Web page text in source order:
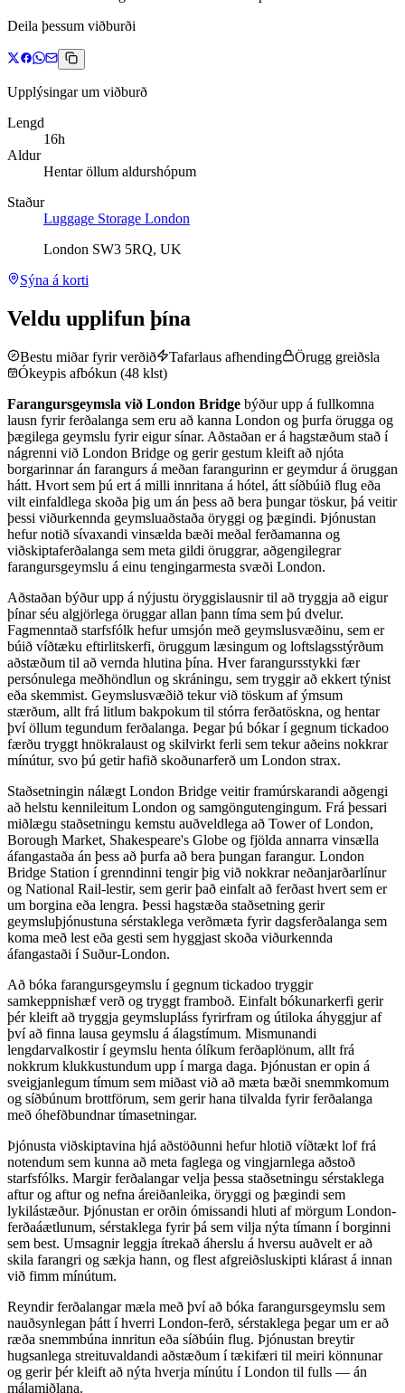
Deila þessum viðburði
Upplýsingar um viðburð
Lengd
16h
Aldur
Hentar öllum aldurshópum
Staður
Luggage Storage London
London SW3 5RQ, UK
Sýna á korti
Veldu upplifun þína
Bestu miðar fyrir verðið Tafarlaus afhending
Örugg greiðsla
Ókeypis afbókun (48 klst)
Farangursgeymsla við London Bridge býður upp á fullkomna
lausn fyrir ferðalanga sem eru að kanna London og þurfa örugga og
þægilega geymslu fyrir eigur sínar. Aðstaðan er á hagstæðum stað í
nágrenni við London Bridge og gerir gestum kleift að njóta
borgarinnar án farangurs á meðan farangurinn er geymdur á öruggan
hátt. Hvort sem þú ert á milli innritana á hótel, átt síðbúið flug eða
vilt einfaldlega skoða þig um án þess að bera þungar töskur, þá veitir
þessi viðurkennda geymsluaðstaða öryggi og þægindi. Þjónustan
hefur notið sívaxandi vinsælda bæði meðal ferðamanna og
viðskiptaferðalanga sem meta gildi öruggrar, aðgengilegrar
farangursgeymslu á einu tengingarmesta svæði London.
Aðstaðan býður upp á nýjustu öryggislausnir til að tryggja að eigur
þínar séu algjörlega öruggar allan þann tíma sem þú dvelur.
Fagmenntað starfsfólk hefur umsjón með geymslusvæðinu, sem er
búið víðtæku eftirlitskerfi, öruggum læsingum og loftslagsstýrðum
aðstæðum til að vernda hlutina þína. Hver farangursstykki fær
persónulega meðhöndlun og skráningu, sem tryggir að ekkert týnist
eða skemmist. Geymslusvæðið tekur við töskum af ýmsum
stærðum, allt frá litlum bakpokum til stórra ferðatöskna, og hentar
því öllum tegundum ferðalanga. Þegar þú bókar í gegnum tickadoo
færðu tryggt hnökralaust og skilvirkt ferli sem tekur aðeins nokkrar
mínútur, svo þú getir hafið skoðunarferð um London strax.
Staðsetningin nálægt London Bridge veitir framúrskarandi aðgengi
að helstu kennileitum London og samgöngutengingum. Frá þessari
miðlægu staðsetningu kemstu auðveldlega að Tower of London,
Borough Market, Shakespeare's Globe og fjölda annarra vinsælla
áfangastaða án þess að þurfa að bera þungan farangur. London
Bridge Station í grenndinni tengir þig við nokkrar neðanjarðarlínur
og National Rail-lestir, sem gerir það einfalt að ferðast hvert sem er
um borgina eða lengra. Þessi hagstæða staðsetning gerir
geymsluþjónustuna sérstaklega verðmæta fyrir dagsferðalanga sem
koma með lest eða gesti sem hyggjast skoða viðurkennda
áfangastaði í Suður-London.
Að bóka farangursgeymslu í gegnum tickadoo tryggir
samkeppnishæf verð og tryggt framboð. Einfalt bókunarkerfi gerir
þér kleift að tryggja geymslupláss fyrirfram og útiloka áhyggjur af
því að finna lausa geymslu á álagstímum. Mismunandi
lengdarvalkostir í geymslu henta ólíkum ferðaplönum, allt frá
nokkrum klukkustundum upp í marga daga. Þjónustan er opin á
sveigjanlegum tímum sem miðast við að mæta bæði snemmkomum
og síðbúnum brottförum, sem gerir hana tilvalda fyrir ferðalanga
með óhefðbundnar tímasetningar.
Þjónusta viðskiptavina hjá aðstöðunni hefur hlotið víðtækt lof frá
notendum sem kunna að meta faglega og vingjarnlega aðstoð
starfsfólks. Margir ferðalangar velja þessa staðsetningu sérstaklega
aftur og aftur og nefna áreiðanleika, öryggi og þægindi sem
lykilástæður. Þjónustan er orðin ómissandi hluti af mörgum London-
ferðaáætlunum, sérstaklega fyrir þá sem vilja nýta tímann í borginni
sem best. Umsagnir leggja ítrekað áherslu á hversu auðvelt er að
skila farangri og sækja hann, og flest afgreiðsluskipti klárast á innan
við fimm mínútum.
Reyndir ferðalangar mæla með því að bóka farangursgeymslu sem
nauðsynlegan þátt í hverri London-ferð, sérstaklega þegar um er að
ræða snemmbúna innritun eða síðbúin flug. Þjónustan breytir
hugsanlega streituvaldandi aðstæðum í tækifæri til meiri könnunar
og gerir þér kleift að nýta hverja mínútu í London til fulls — án
málamiðlana.